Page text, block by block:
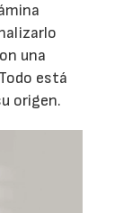
una
está
origen.